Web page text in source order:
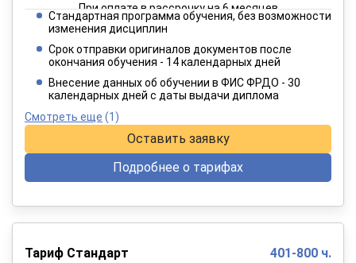
При оплате в рассрочку на 6 месяцев
2 749 руб.
При оплате в рассрочку на 12 месяцев
Стандартная программа обучения, без возможности
изменения дисциплин
Срок отправки оригиналов документов после
окончания обучения - 14 календарных дней
Внесение данных об обучении в ФИС ФРДО - 30
календарных дней с даты выдачи диплома
Смотреть еще (1)
Оставить заявку
Подробнее о тарифах
Тариф Стандарт 401-800 ч.